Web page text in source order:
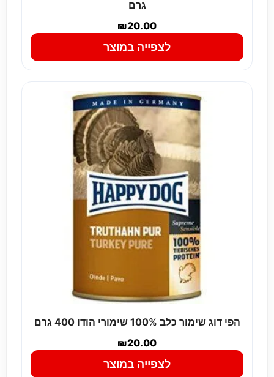
גרם
₪20.00
לצפייה במוצר
הפי דוג שימור כלב 100% שימורי הודו 400 גרם
₪20.00
לצפייה במוצר